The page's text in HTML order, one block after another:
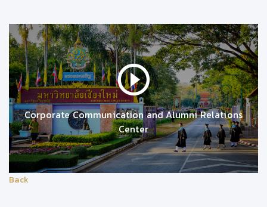
Corporate Communication and Alumni Relations
Center
Back